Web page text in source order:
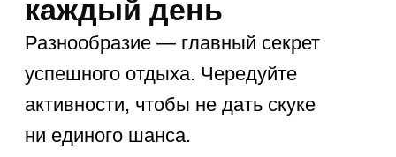
30 классных
и нестандартных идей
на каждый день
над ежедневным расписанием,